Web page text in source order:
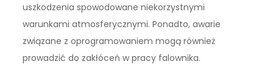
uszkodzenia spowodowane niekorzystnymi
warunkami atmosferycznymi. Ponadto, awarie
związane z oprogramowaniem mogą również
prowadzić do zakłóceń w pracy falownika.